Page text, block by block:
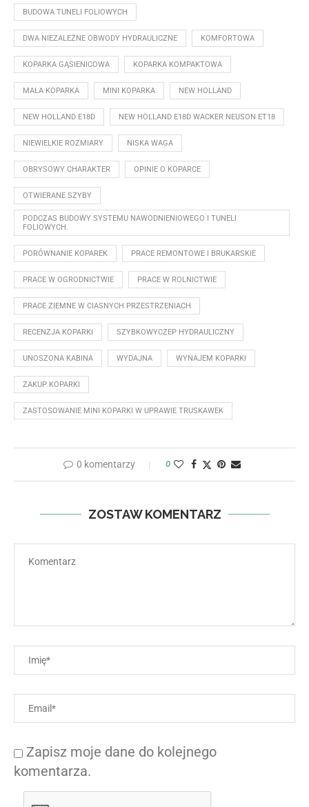
BUDOWA TUNELI FOLIOWYCH
DWA NIEZALEŻNE OBWODY HYDRAULICZNE KOMFORTOWA
KOPARKA GĄSIENICOWA KOPARKA KOMPAKTOWA
MAŁA KOPARKA MINI KOPARKA NEW HOLLAND
NEW HOLLAND E18D NEW HOLLAND E18D WACKER NEUSON ET18
NIEWIELKIE ROZMIARY NISKA WAGA
OBRYSOWY CHARAKTER OPINIE O KOPARCE
OTWIERANE SZYBY
PODCZAS BUDOWY SYSTEMU NAWODNIENIOWEGO I TUNELI
FOLIOWYCH.
PORÓWNANIE KOPAREK PRACE REMONTOWE I BRUKARSKIE
PRACE W OGRODNICTWIE PRACE W ROLNICTWIE
PRACE ZIEMNE W CIASNYCH PRZESTRZENIACH
RECENZJA KOPARKI SZYBKOWYCZEP HYDRAULICZNY
UNOSZONA KABINA WYDAJNA WYNAJEM KOPARKI
ZAKUP KOPARKI
ZASTOSOWANIE MINI KOPARKI W UPRAWIE TRUSKAWEK
0 komentarzy 0
ZOSTAW KOMENTARZ
Zapisz moje dane do kolejnego
komentarza.